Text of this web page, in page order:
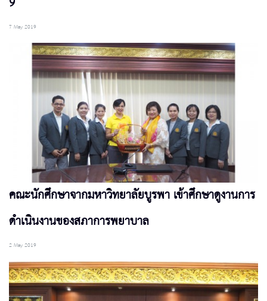
7 May 2019
คณะนักศึกษาจากมหาวิทยาลัยบูรพา เข้าศึกษาดูงานการ
ดำเนินงานของสภาการพยาบาล
2 May 2019